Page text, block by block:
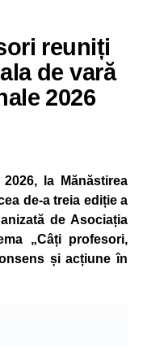
reuniți
de vară
2026
la Mănăstirea
de-a treia ediție a
de Asociația
„Câți profesori,
și acțiune în